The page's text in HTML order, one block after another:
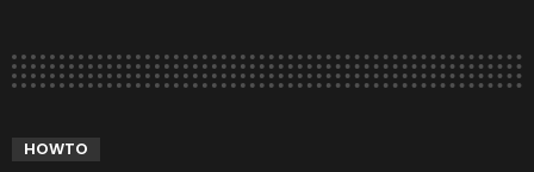
HOWTO